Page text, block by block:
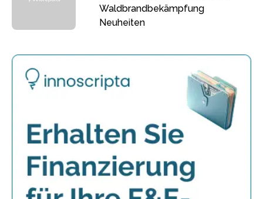
Waldbrandbekämpfung
Neuheiten